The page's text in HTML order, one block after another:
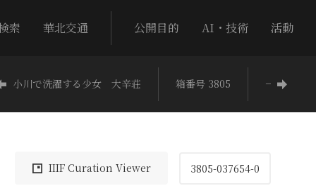
索 華北交通 公開目的 AI・技術 活動
小川で洗濯する少女 大辛荘 箱番号 3805 −
IIIF Curation Viewer 3805-037654-0